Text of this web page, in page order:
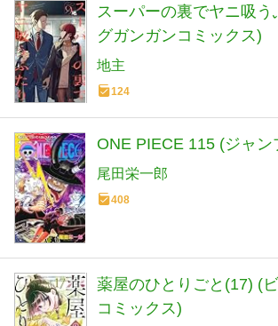
スーパーの裏でヤニ吸う
グガンガンコミックス)
地主
124
ONE PIECE 115 (ジャン
尾田栄一郎
408
薬屋のひとりごと(17) (
コミックス)